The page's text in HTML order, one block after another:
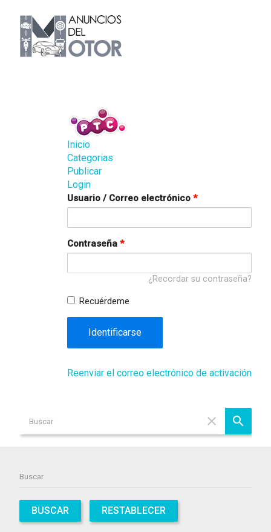
Inicio
Categorias
Publicar
Login
Usuario / Correo electrónico *
Contraseña *
¿Recordar su contraseña?
Recuérdeme
Identificarse
Reenviar el correo electrónico de activación
BUSCAR RESTABLECER